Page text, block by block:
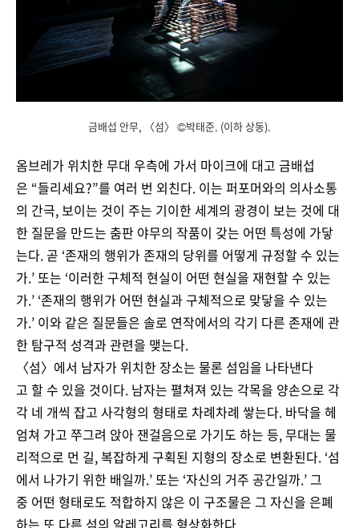
금배섭 안무, 〈섬〉 ©박태준. (이하 상동).
옴브레가 위치한 무대 우측에 가서 마이크에 대고 금배섭
은 “들리세요?”를 여러 번 외친다. 이는 퍼포머와의 의사소통
의 간극, 보이는 것이 주는 기이한 세계의 광경이 보는 것에 대
한 질문을 만드는 춤판 야무의 작품이 갖는 어떤 특성에 가닿
는다. 곧 ‘존재의 행위가 존재의 당위를 어떻게 규정할 수 있는
가.’ 또는 ‘이러한 구체적 현실이 어떤 현실을 재현할 수 있는
가.’ ‘존재의 행위가 어떤 현실과 구체적으로 맞닿을 수 있는
가.’ 이와 같은 질문들은 솔로 연작에서의 각기 다른 존재에 관
한 탐구적 성격과 관련을 맺는다.
〈섬〉에서 남자가 위치한 장소는 물론 섬임을 나타낸다
고 할 수 있을 것이다. 남자는 펼쳐져 있는 각목을 양손으로 각
각 네 개씩 잡고 사각형의 형태로 차례차례 쌓는다. 바닥을 헤
엄쳐 가고 쭈그려 앉아 잰걸음으로 가기도 하는 등, 무대는 물
리적으로 먼 길, 복잡하게 구획된 지형의 장소로 변환된다. ‘섬
에서 나가기 위한 배일까.’ 또는 ‘자신의 거주 공간일까.’ 그
중 어떤 형태로도 적합하지 않은 이 구조물은 그 자신을 은폐
하는 또 다른 섬의 알레고리를 형상화한다.